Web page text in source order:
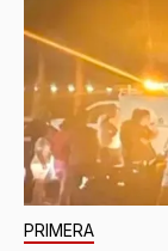
PRIMERA